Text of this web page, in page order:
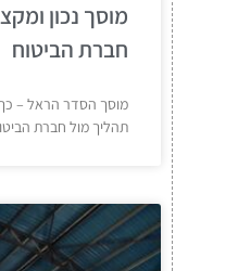
מוסך נכון
חברת הביטוח
מוסך הסדר הראל – כך
תהליך מול חברת